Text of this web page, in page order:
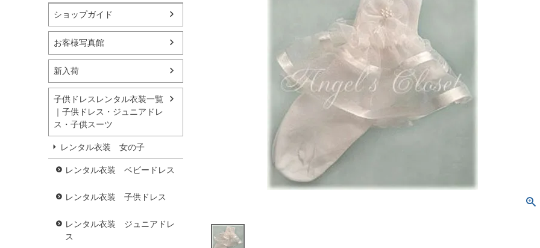
Atelier
実店舗 つくば店
Tsukuba Boutique
〒 茨城県土浦市大町14-16-1F
10:00–18:00（完全予約制）
月曜日
店舗を予約する →
Angel's Photo Studio
対応 七五三・発表会・記念撮影
Web または お電話
ヘアメイク・着付け
ショップガイド
お客様写真館
新入荷
子供ドレスレンタル衣装一覧
｜子供ドレス・ジュニアドレ
ス・子供スーツ
レンタル衣装 女の子
レンタル衣装 ベビードレス
レンタル衣装 子供ドレス
レンタル衣装 ジュニアドレ
ス